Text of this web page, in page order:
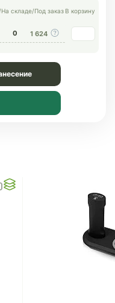
/На складе/Под заказ В корзину
0 1 624